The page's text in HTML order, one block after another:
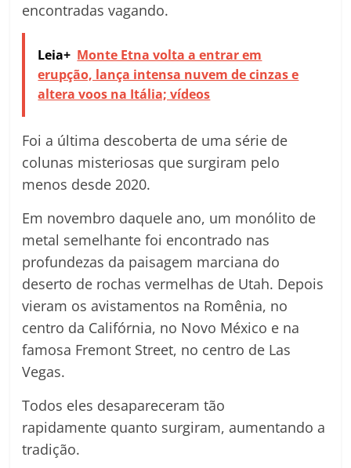
encontradas vagando.
Leia+ Monte Etna volta a entrar em
erupção, lança intensa nuvem de cinzas e
altera voos na Itália; vídeos
Foi a última descoberta de uma série de
colunas misteriosas que surgiram pelo
menos desde 2020.
Em novembro daquele ano, um monólito de
metal semelhante foi encontrado nas
profundezas da paisagem marciana do
deserto de rochas vermelhas de Utah. Depois
vieram os avistamentos na Romênia, no
centro da Califórnia, no Novo México e na
famosa Fremont Street, no centro de Las
Vegas.
Todos eles desapareceram tão
rapidamente quanto surgiram, aumentando a
tradição.